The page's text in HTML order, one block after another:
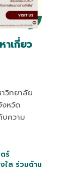
เกี่ยว
วิทยาลัย
งหวัด
ความ
ร์
ใส ร่วมต้าน